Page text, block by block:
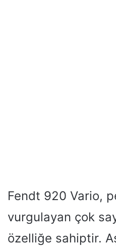
Fendt 920 Vario,
vurgulayan çok
özelliğe sahiptir.